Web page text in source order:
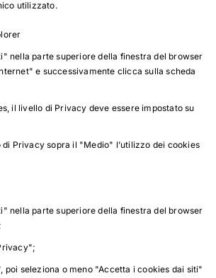
utilizzato.
nella parte superiore della finestra del browser
e successivamente clicca sulla scheda
il livello di Privacy deve essere impostato su
di Privacy sopra il "Medio" l’utilizzo dei cookies
nella parte superiore della finestra del browser
poi seleziona o meno "Accetta i cookies dai siti"